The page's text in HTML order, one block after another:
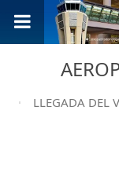
LLEGADA DEL